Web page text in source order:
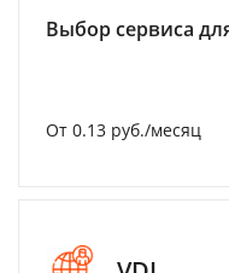
Выбор сервиса
От 0.13 руб./месяц